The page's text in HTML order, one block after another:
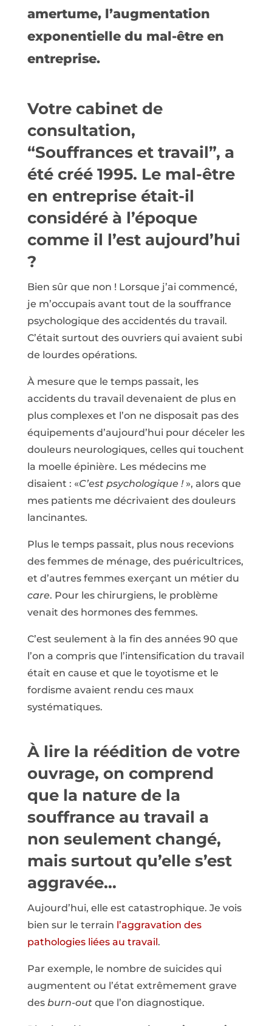
amertume, l’augmentation
exponentielle du mal-être en
entreprise.
Votre cabinet de
consultation,
“Souffrances et travail”, a
été créé 1995. Le mal-être
en entreprise était-il
considéré à l’époque
comme il l’est aujourd’hui
?
Bien sûr que non ! Lorsque j’ai commencé,
je m’occupais avant tout de la souffrance
psychologique des accidentés du travail.
C’était surtout des ouvriers qui avaient subi
de lourdes opérations.
À mesure que le temps passait, les
accidents du travail devenaient de plus en
plus complexes et l’on ne disposait pas des
équipements d’aujourd’hui pour déceler les
douleurs neurologiques, celles qui touchent
la moelle épinière. Les médecins me
disaient : «C’est psychologique !», alors que
mes patients me décrivaient des douleurs
lancinantes.
Plus le temps passait, plus nous recevions
des femmes de ménage, des puéricultrices,
et d’autres femmes exerçant un métier du
care. Pour les chirurgiens, le problème
venait des hormones des femmes.
C’est seulement à la fin des années 90 que
l’on a compris que l’intensification du travail
était en cause et que le toyotisme et le
fordisme avaient rendu ces maux
systématiques.
À lire la réédition de votre
ouvrage, on comprend
que la nature de la
souffrance au travail a
non seulement changé,
mais surtout qu’elle s’est
aggravée…
Aujourd’hui, elle est catastrophique. Je vois
bien sur le terrain l’aggravation des
pathologies liées au travail.
Par exemple, le nombre de suicides qui
augmentent ou l’état extrêmement grave
des burn-out que l’on diagnostique.